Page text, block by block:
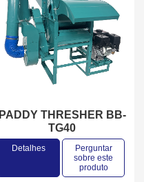
PADDY THRESHER BB-
TG40
Detalhes
Perguntar
sobre este
produto